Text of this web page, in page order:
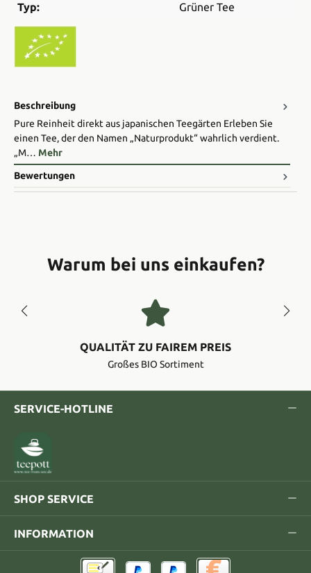
Typ:
Grüner Tee
Beschreibung
Pure Reinheit direkt aus japanischen Teegärten Erleben Sie
einen Tee, der den Namen „Naturprodukt“ wahrlich verdient.
„M… Mehr
Bewertungen
Warum bei uns einkaufen?
QUALITÄT ZU FAIREM PREIS
Großes BIO Sortiment
SERVICE-HOTLINE
SHOP SERVICE
INFORMATION